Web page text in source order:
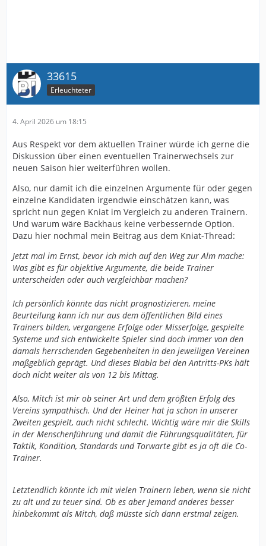
33615
Erleuchteter
4. April 2026 um 18:15
Aus Respekt vor dem aktuellen Trainer würde ich gerne die
Diskussion über einen eventuellen Trainerwechsels zur
neuen Saison hier weiterführen wollen.
Also, nur damit ich die einzelnen Argumente für oder gegen
einzelne Kandidaten irgendwie einschätzen kann, was
spricht nun gegen Kniat im Vergleich zu anderen Trainern.
Und warum wäre Backhaus keine verbessernde Option.
Dazu hier nochmal mein Beitrag aus dem Kniat-Thread:
Jetzt mal im Ernst, bevor ich mich auf den Weg zur Alm mache:
Was gibt es für objektive Argumente, die beide Trainer
unterscheiden oder auch vergleichbar machen?
Ich persönlich könnte das nicht prognostizieren, meine
Beurteilung kann ich nur aus dem öffentlichen Bild eines
Trainers bilden, vergangene Erfolge oder Misserfolge, gespielte
Systeme und sich entwickelte Spieler sind doch immer von den
damals herrschenden Gegebenheiten in den jeweiligen Vereinen
maßgeblich geprägt. Und dieses Blabla bei den Antritts-PKs hält
doch nicht weiter als von 12 bis Mittag.
Also, Mitch ist mir ob seiner Art und dem größten Erfolg des
Vereins sympathisch. Und der Heiner hat ja schon in unserer
Zweiten gespielt, auch nicht schlecht. Wichtig wäre mir die Skills
in der Menschenführung und damit die Führungsqualitäten, für
Taktik, Kondition, Standards und Torwarte gibt es ja oft die Co-
Trainer.
Letztendlich könnte ich mit vielen Trainern leben, wenn sie nicht
zu alt und zu teuer sind. Ob es aber Jemand anderes besser
hinbekommt als Mitch, daß müsste sich dann erstmal zeigen.